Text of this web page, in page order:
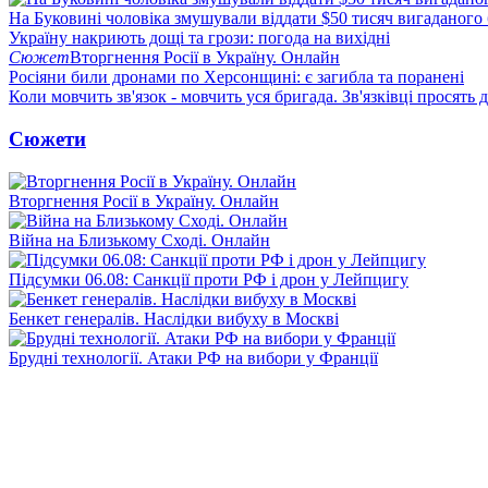
На Буковині чоловіка змушували віддати $50 тисяч вигаданого
Україну накриють дощі та грози: погода на вихідні
СюжетВторгнення Росії в Україну. Онлайн
Росіяни били дронами по Херсонщині: є загибла та поранені
Коли мовчить зв'язок - мовчить уся бригада. Зв'язківці просять
Сюжети
Вторгнення Росії в Україну. Онлайн
Війна на Близькому Сході. Онлайн
Підсумки 06.08: Санкції проти РФ і дрон у Лейпцигу
Бенкет генералів. Наслідки вибуху в Москві
Брудні технології. Атаки РФ на вибори у Франції